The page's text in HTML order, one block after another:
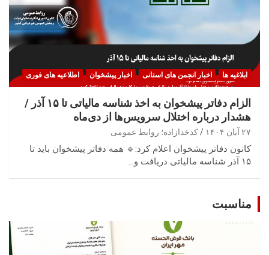
ابلاغیه ها اخبار انجمن های استانی اخبار پیشخوان اطلاعیه های فوری
الزام دفاتر پیشخوان به اخذ شناسه مالیاتی تا ۱۵ آذر /
هشدار درباره اختلال سرویس‌ها از دی‌ماه
۲۷ آبان ۱۴۰۴ کدخدازاده؛ روابط عمومی
کانون دفاتر پیشخوان اعلام کرد:🔹 همه دفاتر پیشخوان باید تا
۱۵ آذر شناسه مالیاتی دریافت و…
مناسبت